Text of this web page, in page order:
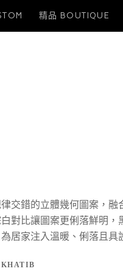
精品 BOUTIQUE
交錯的立體幾何圖案，融
對比讓圖案更俐落鮮明，
居家注入溫暖、俐落且具